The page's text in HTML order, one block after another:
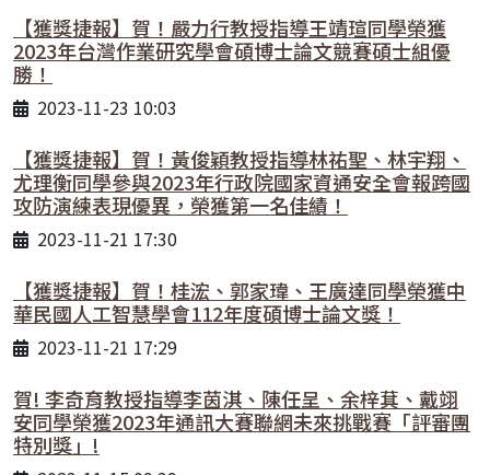
【獲獎捷報】賀！嚴力行教授指導王靖瑄同學榮獲
2023年台灣作業研究學會碩博士論文競賽碩士組優
勝！
2023-11-23 10:03
【獲獎捷報】賀！黃俊穎教授指導林祐聖、林宇翔、
尤理衡同學參與2023年行政院國家資通安全會報跨國
攻防演練表現優異，榮獲第一名佳績！
2023-11-21 17:30
【獲獎捷報】賀！桂浤、郭家瑋、王廣達同學榮獲中
華民國人工智慧學會112年度碩博士論文獎！
2023-11-21 17:29
賀! 李奇育教授指導李茵淇、陳任呈、余梓萁、戴翊
安同學榮獲2023年通訊大賽聯網未來挑戰賽「評審團
特別獎」!